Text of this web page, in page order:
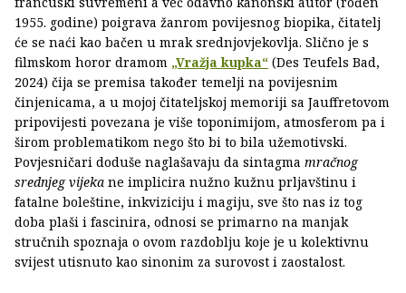
1955. godine) poigrava žanrom povijesnog biopika, čitatelj
će se naći kao bačen u mrak srednjovjekovlja. Slično je s
filmskom horor dramom „Vražja kupka“ (Des Teufels Bad,
2024) čija se premisa također temelji na povijesnim
činjenicama, a u mojoj čitateljskoj memoriji sa Jauffretovom
pripovijesti povezana je više toponimijom, atmosferom pa i
širom problematikom nego što bi to bila užemotivski.
Povjesničari doduše naglašavaju da sintagma mračnog
srednjeg vijeka ne implicira nužno kužnu prljavštinu i
fatalne boleštine, inkviziciju i magiju, sve što nas iz tog
doba plaši i fascinira, odnosi se primarno na manjak
stručnih spoznaja o ovom razdoblju koje je u kolektivnu
svijest utisnuto kao sinonim za surovost i zaostalost.